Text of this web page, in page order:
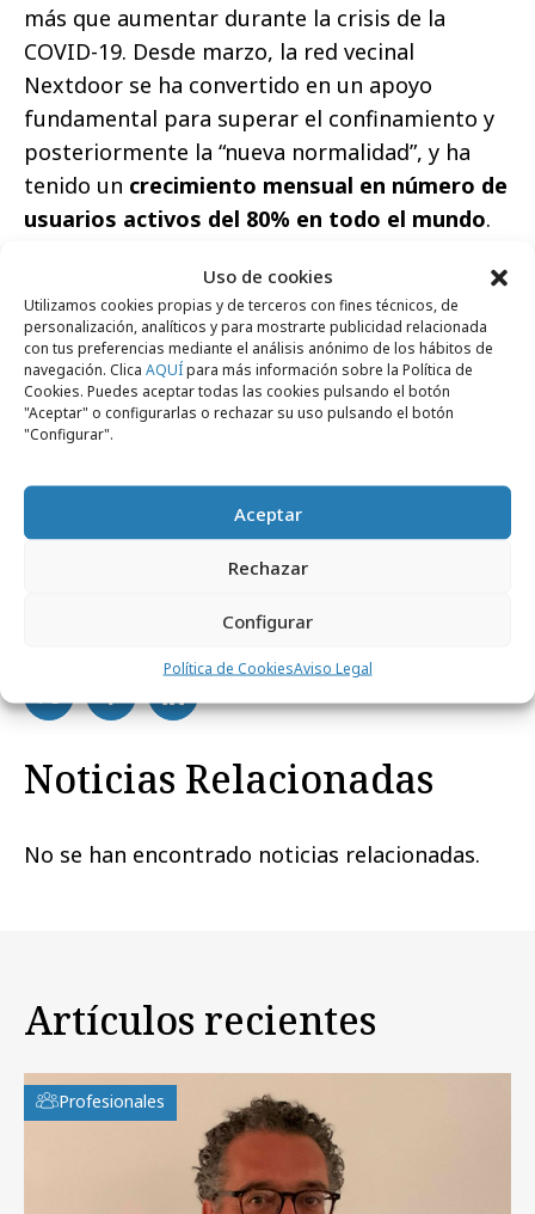
Uso de cookies
Utilizamos cookies propias y de terceros con fines técnicos, de
personalización, analíticos y para mostrarte publicidad relacionada
con tus preferencias mediante el análisis anónimo de los hábitos de
navegación. Clica AQUÍpara más información sobre la Política de
Cookies. Puedes aceptar todas las cookies pulsando el botón
"Aceptar" o configurarlas o rechazar su uso pulsando el botón
"Configurar".
Aceptar
Rechazar
Configurar
Política de CookiesAviso Legal
más que aumentar durante la crisis de la
COVID-19. Desde marzo, la red vecinal
Nextdoor se ha convertido en un apoyo
fundamental para superar el confinamiento y
posteriormente la “nueva normalidad”, y ha
tenido un crecimiento mensual en número de
usuarios activos del 80% en todo el mundo.
experimentado en España, sobre todo en
ciudades como Madrid, Barcelona, Valencia,
Sevilla, Zaragoza o Bilbao. En Septiembre,
Nextdoor celebrará los premios Súper Vecino
y Súper Barrio, donde reconocerán a los
vecinos y barrios más solidarios, sociales y
sostenibles de España.
Noticias Relacionadas
No se han encontrado noticias relacionadas.
Artículos recientes
Profesionales